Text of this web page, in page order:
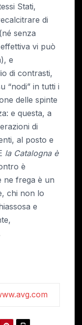
Stati,
di
senza
vi può
e
di contrasti,
“nodi” in tutti i
delle spinte
e questa, a
di
al posto e
la Catalogna è
è
ne frega è un
chi non lo
e